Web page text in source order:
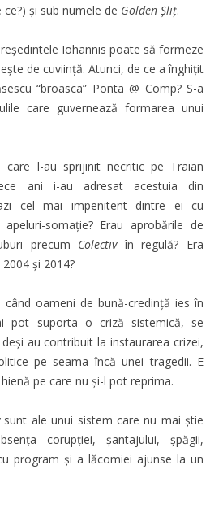
și sub numele de Golden Șliț.
Iohannis poate să formeze
de cuviință. Atunci, de ce a înghițit
“broasca” Ponta @ Comp? S-a
care guvernează formarea unui
care l-au sprijinit necritic pe Traian
ani i-au adresat acestuia din
cel mai impenitent dintre ei cu
somație? Erau aprobările de
precum Colectivîn regulă? Era
și 2014?
oameni de bună-credință ies în
pot suporta o criză sistemică, se
au contribuit la instaurarea crizei,
pe seama încă unei tragedii. E
pe care nu și-l pot reprima.
sunt ale unui sistem care nu mai știe
corupției, șantajului, șpăgii,
program și a lăcomiei ajunse la un